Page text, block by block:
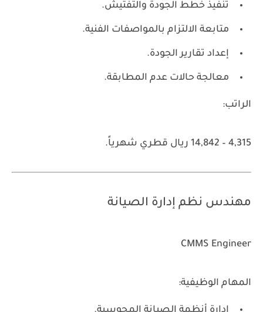
تنفيذ خطط الجودة والتفتيش.
متابعة الالتزام بالمواصفات الفنية.
إعداد تقارير الجودة.
معالجة حالات عدم المطابقة.
الراتب:
4,315 – 14,842 ريال قطري شهرياً.
مهندس نظم إدارة الصيانة
CMMS Engineer
المهام الوظيفية: